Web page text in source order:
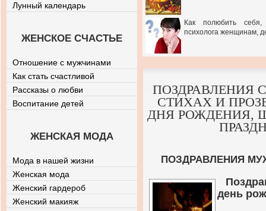
Как полюбить себя,
психолога женщинам,
ПОЗДРАВЛЕНИЯ
СТИХАХ И
ДНЯ РОЖДЕНИЯ,
ПОЗДРАВЛЕНИЯ
день
Лунный календарь
ЖЕНСКОЕ СЧАСТЬЕ
Отношение с мужчинами
Как стать счастливой
Рассказы о любви
Воспитание детей
ЖЕНСКАЯ МОДА
Мода в нашей жизни
Женская мода
Женский гардероб
Женский макияж